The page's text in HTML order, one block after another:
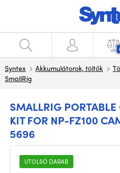
Syntex Akkumulátorok, töltők
SmallRig
SMALLRIG
KIT FOR NP-FZ100
5696
UTOLSÓ DARAB